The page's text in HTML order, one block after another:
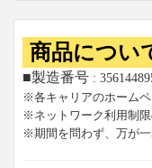
商品につい
■製造番号 :
※各キャリアのホームペ
※ネットワーク利用制限
※期間を問わず、万が